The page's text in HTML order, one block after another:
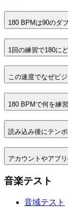
180 BPMは90のダ
1回の練習で180に
この速度でなぜビ
180 BPMで何を練
読み込み後にテン
アカウントやアプ
音楽テスト
音域テスト